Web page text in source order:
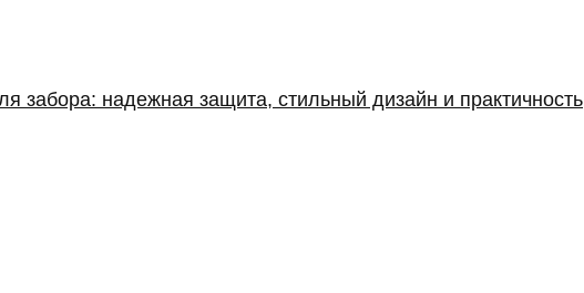
забора: надежная защита, стильный дизайн и практичность